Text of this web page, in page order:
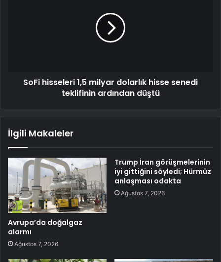
SoFi hisseleri 1,5 milyar dolarlık hisse senedi
teklifinin ardından düştü
İlgili Makaleler
Avrupa’da doğalgaz
alarmı
Ağustos 7, 2026
Trump İran görüşmelerinin
iyi gittiğini söyledi; Hürmüz
anlaşması odakta
Ağustos 7, 2026